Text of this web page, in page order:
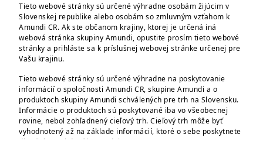
Tieto webové stránky sú určené výhradne osobám žijúcim v
Slovenskej republike alebo osobám so zmluvným vzťahom k
Amundi CR. Ak ste občanom krajiny, ktorej je určená iná
webová stránka skupiny Amundi, opustite prosím tieto webové
stránky a prihláste sa k príslušnej webovej stránke určenej pre
Vašu krajinu.
Tieto webové stránky sú určené výhradne na poskytovanie
informácií o spoločnosti Amundi CR, skupine Amundi a o
produktoch skupiny Amundi schválených pre trh na Slovensku.
Informácie o produktoch sú poskytované iba vo všeobecnej
rovine, nebol zohľadnený cieľový trh. Cieľový trh môže byť
vyhodnotený až na základe informácií, ktoré o sebe poskytnete
neustále chceme skvalitňovať naše služby.
Aktívne reagujeme na meniace sa trhové a
regulačné prostredie, ako aj na podnety
prichádzajúce od vás, našich investorov. Z
tohto dôvodu dňa 10.5.2023
Predstavenstvo spoločnosti Amundi Czech
Republic Asset Management, a.s.
prerokovalo a schválilo aktualizáciu